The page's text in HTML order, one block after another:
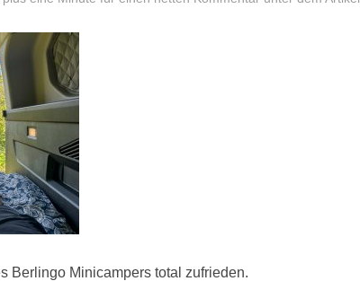
Berlingo Minicampers total zufrieden.